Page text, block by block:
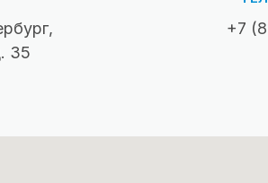
35
+7